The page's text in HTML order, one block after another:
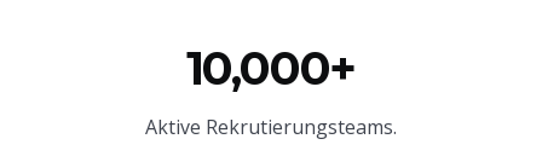
10,000+
Aktive Rekrutierungsteams.